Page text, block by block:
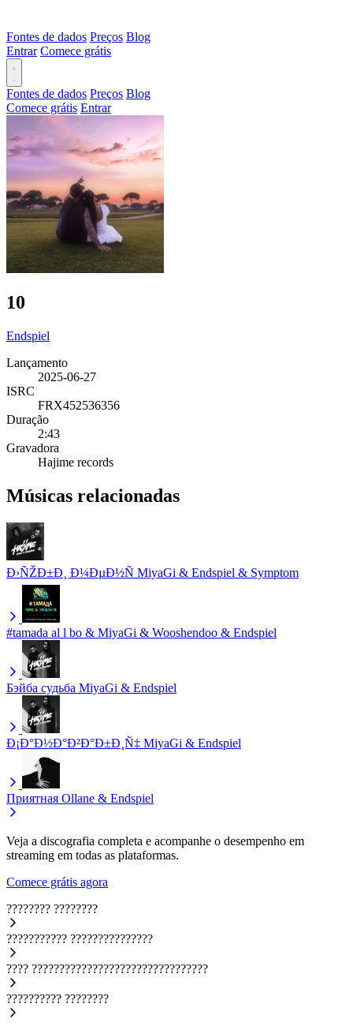
Fontes de dados Preços Blog
Entrar Comece grátis
Fontes de dados Preços Blog
Comece grátis Entrar
10
Endspiel
Lançamento
2025-06-27
ISRC
FRX452536356
Duração
2:43
Gravadora
Hajime records
Músicas relacionadas
Ð›ÑŽÐ±Ð¸ Ð¼ÐµÐ½Ñ MiyaGi & Endspiel & Symptom
#tamada al l bo & MiyaGi & Wooshendoo & Endspiel
Бэйба судьба MiyaGi & Endspiel
Ð¡Ð°Ð½Ð°Ð²Ð°Ð±Ð¸Ñ‡ MiyaGi & Endspiel
Приятная Ollane & Endspiel
Veja a discografia completa e acompanhe o desempenho em
streaming em todas as plataformas.
Comece grátis agora
???????? ????????
??????????? ???????????????
???? ????????????????????????????????
?????????? ????????